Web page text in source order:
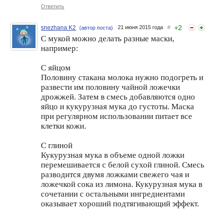
Ответить
snezhana K2 (автор поста) 21 июня 2015 года # +2
С мукой можно делать разные маски,
например:
С яйцом
Половину стакана молока нужно подогреть и
развести им половину чайной ложечки
дрожжей. Затем в смесь добавляются одно
яйцо и кукурузная мука до густоты. Маска
при регулярном использовании питает все
клетки кожи.
С глиной
Кукурузная мука в объеме одной ложки
перемешивается с белой сухой глиной. Смесь
разводится двумя ложками свежего чая и
ложечкой сока из лимона. Кукурузная мука в
сочетании с остальными ингредиентами
оказывает хороший подтягивающий эффект.